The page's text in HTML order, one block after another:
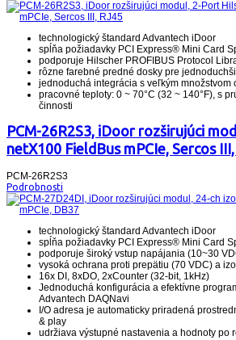
technologický štandard Advantech iDoor
spĺňa požiadavky PCI Express® Mini Card
podporuje Hilscher PROFIBUS Protocol
rôzne farebné predné dosky pre
jednoduchá integrácia s veľkým množstvom
pracovné teploty: 0 ~ 70°C (32 ~ 140°F), s
činnosti
PCM-26R2S3, iDoor rozširujúci
netX100 FieldBus mPCIe, Sercos
PCM-26R2S3
Podrobnosti
technologický štandard Advantech iDoor
spĺňa požiadavky PCI Express® Mini Card
podporuje široký vstup napájania (10~30
vysoká ochrana proti prepätiu (70 VDC) a
16x DI, 8xDO, 2xCounter (32-bit, 1kHz)
Jednoduchá konfigurácia a efektívne
Advantech DAQNavi
I/O adresa je automaticky priradená
& play
udržiava výstupné nastavenia a hodnoty po